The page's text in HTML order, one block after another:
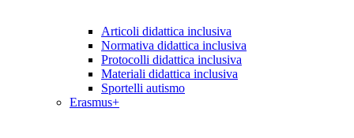
Articoli didattica inclusiva
Normativa didattica inclusiva
Protocolli didattica inclusiva
Materiali didattica inclusiva
Sportelli autismo
Erasmus+